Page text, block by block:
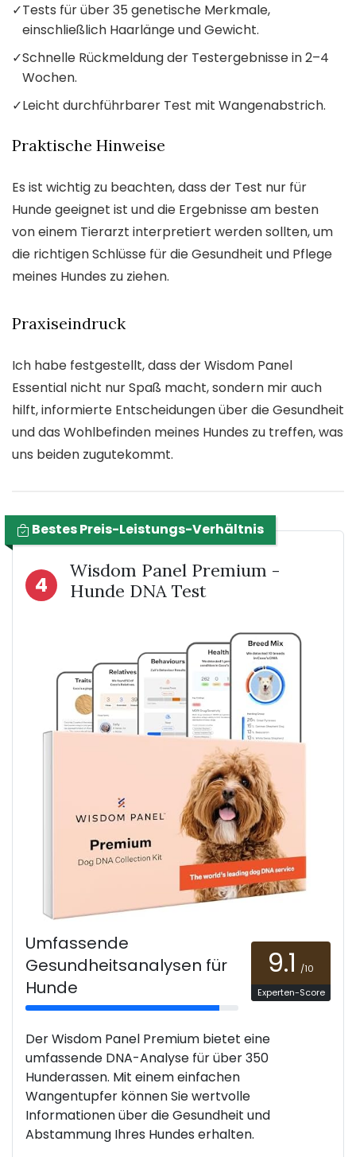
✓Tests für über 35 genetische Merkmale,
einschließlich Haarlänge und Gewicht.
✓Schnelle Rückmeldung der Testergebnisse in 2–4
Wochen.
✓Leicht durchführbarer Test mit Wangenabstrich.
Praktische Hinweise
Es ist wichtig zu beachten, dass der Test nur für
Hunde geeignet ist und die Ergebnisse am besten
von einem Tierarzt interpretiert werden sollten, um
die richtigen Schlüsse für die Gesundheit und Pflege
meines Hundes zu ziehen.
Praxiseindruck
Ich habe festgestellt, dass der Wisdom Panel
Essential nicht nur Spaß macht, sondern mir auch
hilft, informierte Entscheidungen über die Gesundheit
und das Wohlbefinden meines Hundes zu treffen, was
uns beiden zugutekommt.
Bestes Preis-Leistungs-Verhältnis
4
Wisdom Panel Premium -
Hunde DNA Test
Umfassende
Gesundheitsanalysen für
Hunde
9.1 /10
Experten-Score
Der Wisdom Panel Premium bietet eine
umfassende DNA-Analyse für über 350
Hunderassen. Mit einem einfachen
Wangentupfer können Sie wertvolle
Informationen über die Gesundheit und
Abstammung Ihres Hundes erhalten.